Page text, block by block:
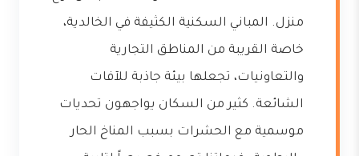
منزل. المباني السكنية الكثيفة في الخالدية،
خاصة القريبة من المناطق التجارية
والتعاونيات، تجعلها بيئة جاذبة للآفات
الشائعة. كثير من السكان يواجهون تحديات
موسمية مع الحشرات بسبب المناخ الحار